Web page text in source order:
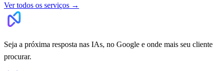
Ver todos os serviços →
Seja a próxima resposta nas IAs, no Google e onde mais seu cliente
procurar.